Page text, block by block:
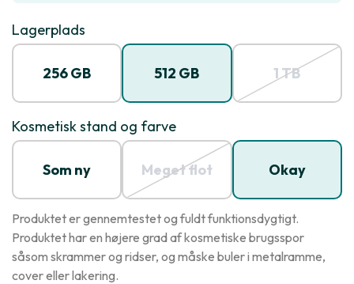
Lagerplads
256 GB 512 GB 1 TB
Kosmetisk stand og farve
Som ny Meget flot Okay
Produktet er gennemtestet og fuldt funktionsdygtigt.
Produktet har en højere grad af kosmetiske brugsspor
såsom skrammer og ridser, og måske buler i metalramme,
cover eller lakering.